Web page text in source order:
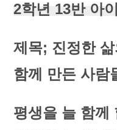
2학년 13반 아
제목; 진정한
함께 만든 사람
평생을 늘 함께